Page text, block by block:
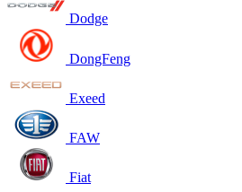
Dodge
DongFeng
Exeed
FAW
Fiat